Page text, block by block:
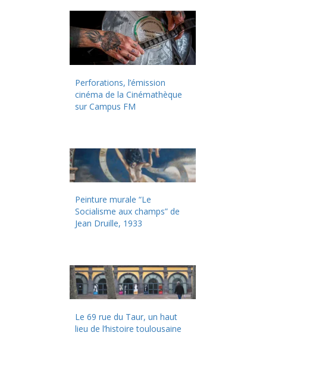
Perforations, l’émission
cinéma de la Cinémathèque
sur Campus FM
Peinture murale “Le
Socialisme aux champs” de
Jean Druille, 1933
Le 69 rue du Taur, un haut
lieu de l’histoire toulousaine